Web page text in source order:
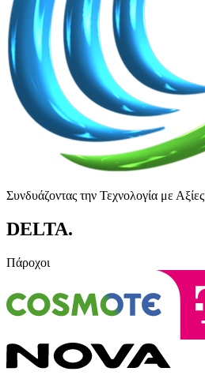
Συνδυάζοντας την Τεχνολογία με Αξίες
DELTA.
Πάροχοι